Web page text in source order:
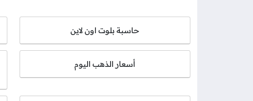
حاسبة بلوت اون لاين
أسعار الذهب اليوم